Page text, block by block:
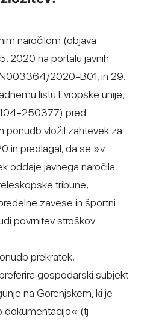
naročilom (objava
2020 na portalu javnih
2020-B01, in 29.
listu Evropske unije,
250377) pred
ponudb vložil zahtevek za
in predlagal, da se »v
oddaje javnega naročila
tribune,
zavese in športni
povrnitev stroškov.
prekratek,
gospodarski subjekt
na Gorenjskem, ki je
dokumentacijo« (tj.